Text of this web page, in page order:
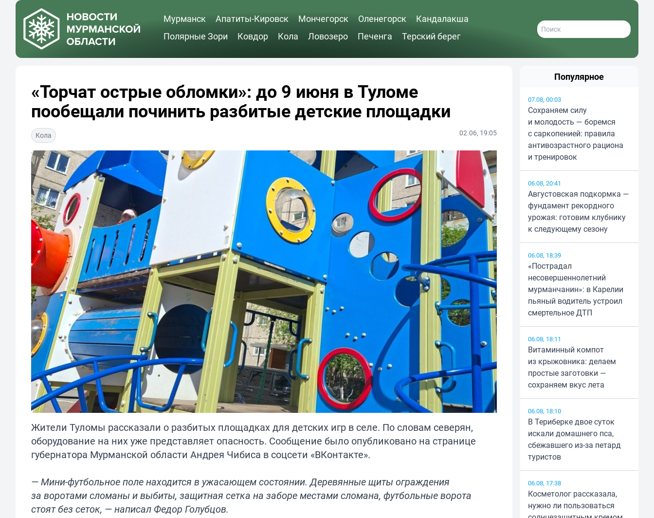
Мурманск Апатиты-Кировск Мончегорск Оленегорск
Кандалакша
Полярные Зори
Ковдор Кола Ловозеро Печенга Терский берег
«Торчат острые обломки»: до 9 июня в Туломе
пообещали починить разбитые детские площадки
Кола 02.06, 19:05
Жители Туломы рассказали о разбитых площадках для детских игр в селе. По словам северян,
оборудование на них уже представляет опасность. Сообщение было опубликовано на странице
губернатора Мурманской области Андрея Чибиса в соцсети «ВКонтакте».
— Мини-футбольное поле находится в ужасающем состоянии. Деревянные щиты ограждения
за воротами сломаны и выбиты, защитная сетка на заборе местами сломана, футбольные ворота
стоят без сеток, — написал Федор Голубцов.
Популярное
07.08, 00:03
Сохраняем силу
и молодость — боремся
с саркопенией: правила
антивозрастного рациона
и тренировок
06.08, 20:41
Августовская подкормка —
фундамент рекордного
урожая: готовим клубнику
к следующему сезону
06.08, 18:39
«Пострадал
несовершеннолетний
мурманчанин»: в Карелии
пьяный водитель устроил
смертельное ДТП
06.08, 18:11
Витаминный компот
из крыжовника: делаем
простые заготовки —
сохраняем вкус лета
06.08, 18:10
В Териберке двое суток
искали домашнего пса,
сбежавшего из-за петард
туристов
06.08, 17:38
Косметолог рассказала,
нужно ли пользоваться